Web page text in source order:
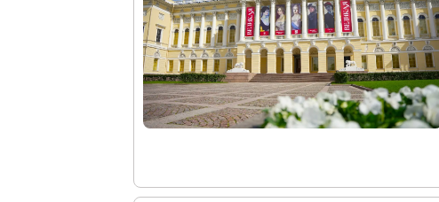
Живопись второй половины XIX века - начала XXI
Скульптура XVIII – начала XX вв.
Скульптура XX – XXI вв.
Нумизматика
Народное искусство